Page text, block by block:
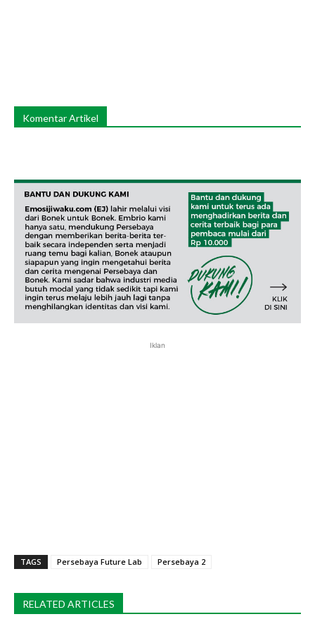
Komentar Artikel
Iklan
TAGS Persebaya Future Lab Persebaya 2
RELATED ARTICLES